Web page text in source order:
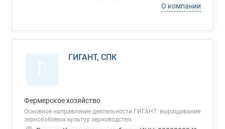
О компании
ГИГАНТ, СПК
Фермерское хозяйство
Основное направление деятельности ГИГАНТ: выращивание
зернобобовых культур зерноводство